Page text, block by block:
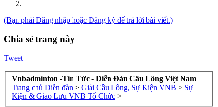
(Bạn phải Đăng nhập hoặc Đăng ký để trả lời bài viết.)
Chia sẻ trang này
Tweet
Vnbadminton -Tin Tức - Diễn Đàn Cầu Lông Việt Nam
Trang chủ Diễn đàn > Giải Cầu Lông, Sự Kiện VNB > Sự
Kiện & Giao Lưu VNB Tổ Chức >